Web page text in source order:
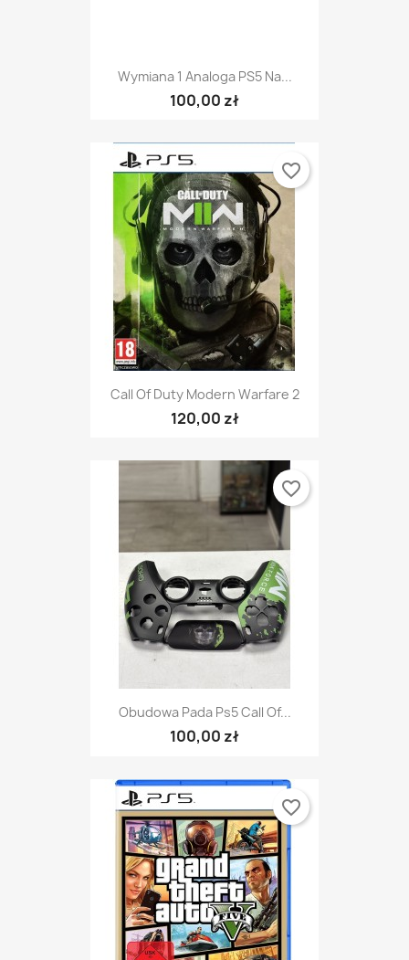
Wymiana 1 Analoga PS5 Na...
100,00 zł
Call Of Duty Modern Warfare 2
120,00 zł
favorite_border
Obudowa Pada Ps5 Call Of...
100,00 zł
favorite_border
favorite_border